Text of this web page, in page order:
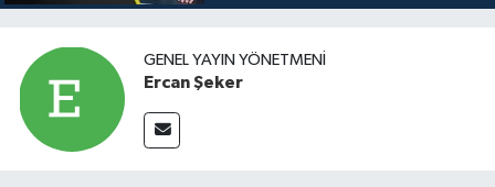
GENEL YAYIN YÖNETMENI
Ercan Şeker